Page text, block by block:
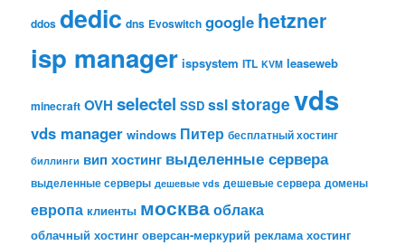
ddos dedic dns Evoswitch google hetzner
isp manager ispsystem ITL KVM leaseweb
minecraft OVH selectel SSD sslstorage vds
vds manager windows Питер бесплатный хостинг
биллинги вип хостинг выделенные сервера
выделенные серверы дешевые vds дешевые сервера домены
европа клиенты москваоблака
облачный хостинг оверсан-меркурий реклама хостинг